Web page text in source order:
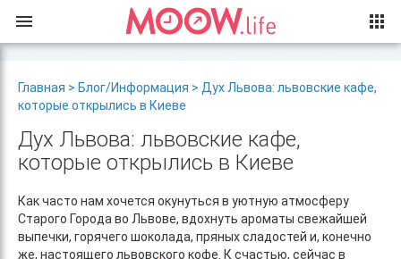
Главная > Блог/Информация > Дух Львова: львовские кафе,
которые открылись в Киеве
Дух Львова: львовские кафе,
которые открылись в Киеве
Как часто нам хочется окунуться в уютную атмосферу
Старого Города во Львове, вдохнуть ароматы свежайшей
выпечки, горячего шоколада, пряных сладостей и, конечно
же, настоящего львовского кофе. К счастью, сейчас в